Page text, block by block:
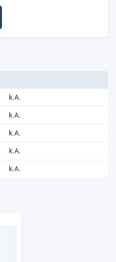
k.A.
k.A.
k.A.
k.A.
k.A.